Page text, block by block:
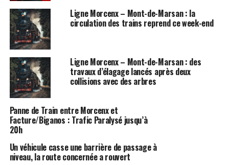
Ligne Morcenx – Mont-de-Marsan : la
circulation des trains reprend ce week-end
Ligne Morcenx – Mont-de-Marsan : des
travaux d’élagage lancés après deux
collisions avec des arbres
Panne de Train entre Morcenx et
Facture/Biganos : Trafic Paralysé jusqu’à
20h
Un véhicule casse une barrière de passage à
niveau, la route concernée a rouvert